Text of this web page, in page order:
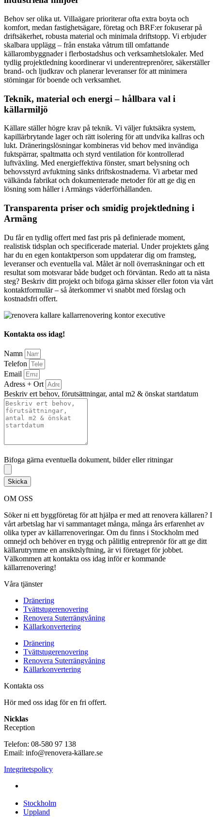
Behov ser olika ut. Villaägare prioriterar ofta extra boyta och
komfort, medan fastighetsägare, företag och BRF:er fokuserar på
driftsäkerhet, robusta material och minimala driftstopp. Vi erbjuder
skalbara upplägg – från enstaka våtrum till omfattande
källarombyggnader i flerbostadshus och verksamhetslokaler. Med
tydlig projektledning koordinerar vi underentreprenörer, säkerställer
brand- och ljudkrav och planerar leveranser för att minimera
störningar för boende och verksamhet.
Teknik, material och energi – hållbara val i
källarmiljö
Källare ställer högre krav på teknik. Vi väljer fuktsäkra system,
kapillärbrytande lager och rätt isolering för att undvika kallras och
lukt. Dräneringslösningar kombineras vid behov med invändiga
fuktspärrar, spaltmatta och styrd ventilation för kontrollerad
luftväxling. Med energieffektiva fönster, smart belysning och
behovsstyrd avfuktning sänks driftskostnaderna. Vi arbetar med
välkända fabrikat och dokumenterade metoder för att ge dig en
lösning som håller i Armängs väderförhållanden.
Transparenta priser och smidig projektledning i
Armäng
Du får en tydlig offert med fast pris på definierade moment,
realistisk tidsplan och specificerade material. Under projektets gång
har du en egen kontaktperson som uppdaterar dig om framsteg,
leveranser och eventuella val. Målet är noll överraskningar och ett
resultat som motsvarar både budget och förväntan. Redo att ta nästa
steg? Beskriv ditt projekt och bifoga gärna skisser eller foton via vårt
kontaktformulär – så återkommer vi snabbt med förslag och
kostnadsfri offert.
Kontakta oss idag!
Namn
Telefon
Email
Adress + Ort
Beskriv ert behov, förutsättningar, antal m2 & önskat startdatum
Bifoga gärna eventuella dokument, bilder eller ritningar
Skicka
OM OSS
Söker ni ett byggföretag för att hjälpa er med att renovera källaren? I
vårt arbetslag har vi sammantaget många, många års erfarenhet av
olika typer av källarrenoveringar. Om du finns i Stockholm med
omnejd och behöver en trygg och pålitlig entreprenör för att ge ditt
källarutrymme en ansiktslyftning, är vi företaget för jobbet.
Välkommen att kontakta oss idag inför er kommande
källarrenovering!
Våra tjänster
Dränering
Tvättstugerenovering
Renovera Suterrängvåning
Källarkonvertering
Dränering
Tvättstugerenovering
Renovera Suterrängvåning
Källarkonvertering
Kontakta oss
Hör med oss idag för en fri offert.
Nicklas
Reception
Telefon: 08-580 97 138
Email: info@renovera-källare.se
Integritetspolicy
Stockholm
Uppland